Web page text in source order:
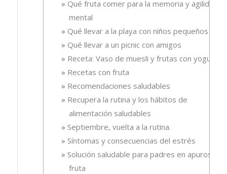
Qué fruta comer para la memoria y agilidad
mental
Qué llevar a la playa con niños pequeños
Qué llevar a un picnic con amigos
Receta: Vaso de muesli y frutas con yogur.
Recetas con fruta
Recomendaciones saludables
Recupera la rutina y los hábitos de
alimentación saludables
Septiembre, vuelta a la rutina.
Síntomas y consecuencias del estrés
Solución saludable para padres en apuros, la
fruta